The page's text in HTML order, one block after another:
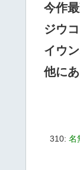
今作
ジウ
イウ
他に
310: 名